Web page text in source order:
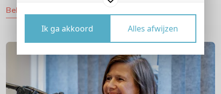
Ik ga akkoord Alles afwijzen
Bekijk alles